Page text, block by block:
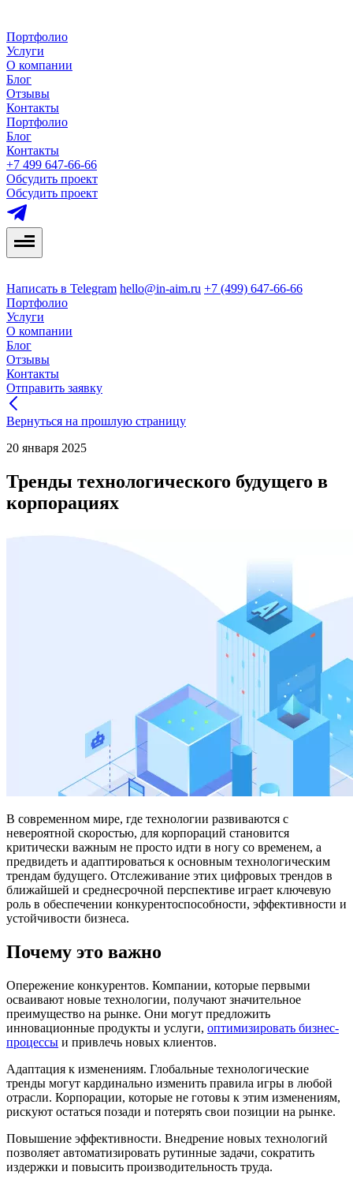
Портфолио
Услуги
О компании
Блог
Отзывы
Контакты
Портфолио
Блог
Контакты
+7 499 647-66-66
Обсудить проект
Обсудить проект
Написать в Telegram hello@in-aim.ru +7 (499) 647-66-66
Портфолио
Услуги
О компании
Блог
Отзывы
Контакты
Отправить заявку
Вернуться на прошлую страницу
20 января 2025
Тренды технологического будущего в
корпорациях
В современном мире, где технологии развиваются с
невероятной скоростью, для корпораций становится
критически важным не просто идти в ногу со временем, а
предвидеть и адаптироваться к основным технологическим
трендам будущего. Отслеживание этих цифровых трендов в
ближайшей и среднесрочной перспективе играет ключевую
роль в обеспечении конкурентоспособности, эффективности и
устойчивости бизнеса.
Почему это важно
Опережение конкурентов. Компании, которые первыми
осваивают новые технологии, получают значительное
преимущество на рынке. Они могут предложить
инновационные продукты и услуги, оптимизировать бизнес-
процессы и привлечь новых клиентов.
Адаптация к изменениям. Глобальные технологические
тренды могут кардинально изменить правила игры в любой
отрасли. Корпорации, которые не готовы к этим изменениям,
рискуют остаться позади и потерять свои позиции на рынке.
Повышение эффективности. Внедрение новых технологий
позволяет автоматизировать рутинные задачи, сократить
издержки и повысить производительность труда.